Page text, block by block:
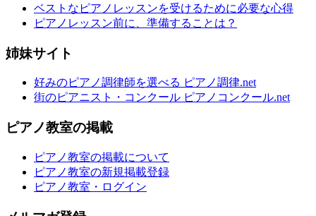
ベストなピアノレッスンを受けるために必要な心得
ピアノレッスン前に、準備することは？
姉妹サイト
好みのピアノ調律師を選べる ピアノ調律.net
街のピアニスト・コンクール ピアノコンクール.net
ピアノ教室の掲載
ピアノ教室の掲載について
ピアノ教室の新規掲載登録
ピアノ教室・ログイン